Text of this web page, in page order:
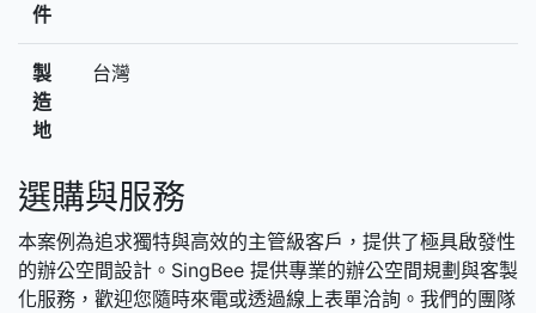
件
製
造
地
台灣
選購與服務
本案例為追求獨特與高效的主管級客戶，提供了極具啟發性
的辦公空間設計。SingBee 提供專業的辦公空間規劃與客製
化服務，歡迎您隨時來電或透過線上表單洽詢。我們的團隊